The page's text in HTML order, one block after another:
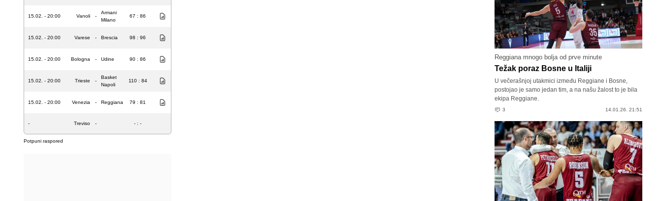
15.02. - 20:00 Vanoli -
Armani
Milano
67 : 86
15.02. - 20:00 Varese - Brescia 98 : 96
15.02. - 20:00 Bologna - Udine 90 : 86
15.02. - 20:00 Trieste -
Basket
Napoli
110 : 84
15.02. - 20:00 Venezia - Reggiana 79 : 81
- Treviso - - : -
Potpuni raspored
Reggiana mnogo bolja od prve minute
Težak poraz Bosne u Italiji
U večerašnjoj utakmici između Reggiane i Bosne,
postojao je samo jedan tim, a na našu žalost to je bila
ekipa Reggiane.
3 14.01.26. 21:51